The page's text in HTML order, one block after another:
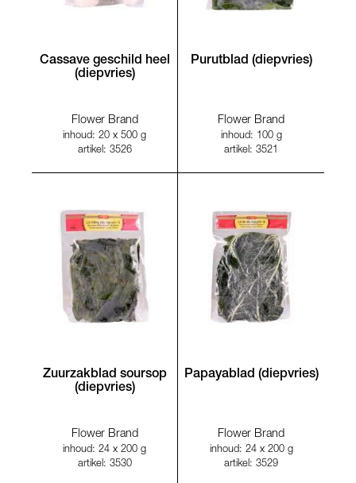
Cassave geschild heel
(diepvries)
Flower Brand
inhoud: 20 x 500 g
artikel: 3526
Purutblad (diepvries)
Flower Brand
inhoud: 100 g
artikel: 3521
Zuurzakblad soursop
(diepvries)
Flower Brand
inhoud: 24 x 200 g
artikel: 3530
Papayablad (diepvries)
Flower Brand
inhoud: 24 x 200 g
artikel: 3529